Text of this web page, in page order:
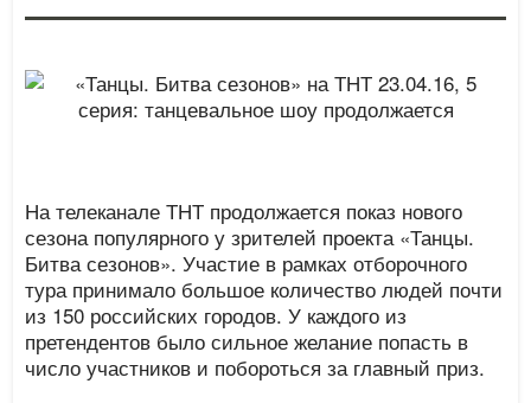
На телеканале ТНТ продолжается показ нового
сезона популярного у зрителей проекта «Танцы.
Битва сезонов». Участие в рамках отборочного
тура принимало большое количество людей почти
из 150 российских городов. У каждого из
претендентов было сильное желание попасть в
число участников и побороться за главный приз.